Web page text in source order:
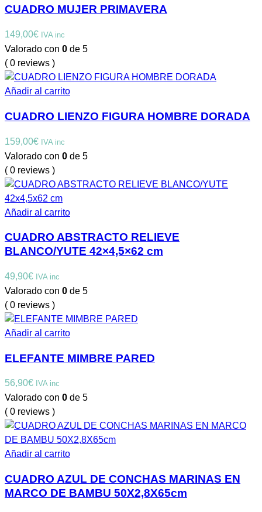
CUADRO MUJER PRIMAVERA
149,00€ IVA inc
Valorado con 0 de 5
( 0 reviews )
Añadir al carrito
CUADRO LIENZO FIGURA HOMBRE DORADA
159,00€ IVA inc
Valorado con 0 de 5
( 0 reviews )
Añadir al carrito
CUADRO ABSTRACTO RELIEVE
BLANCO/YUTE 42×4,5×62 cm
49,90€ IVA inc
Valorado con 0 de 5
( 0 reviews )
Añadir al carrito
ELEFANTE MIMBRE PARED
56,90€ IVA inc
Valorado con 0 de 5
( 0 reviews )
Añadir al carrito
CUADRO AZUL DE CONCHAS MARINAS EN
MARCO DE BAMBU 50X2,8X65cm